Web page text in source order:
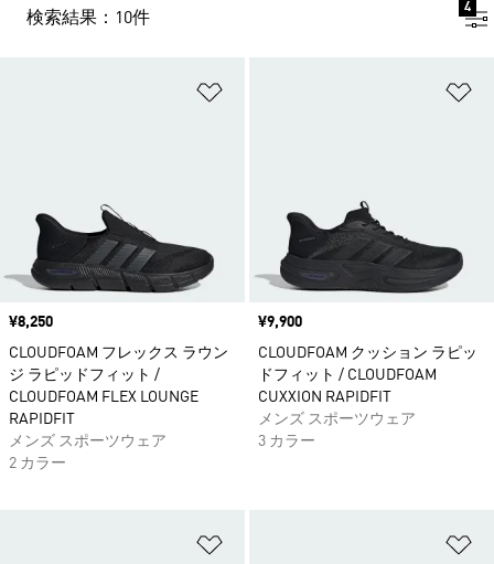
検索結果：10件
4
価格
¥8,250
CLOUDFOAM フレックス ラウン
ジ ラピッドフィット /
CLOUDFOAM FLEX LOUNGE
RAPIDFIT
メンズ スポーツウェア
2 カラー
価格
¥9,900
CLOUDFOAM クッション ラピッ
ドフィット / CLOUDFOAM
CUXXION RAPIDFIT
メンズ スポーツウェア
3 カラー